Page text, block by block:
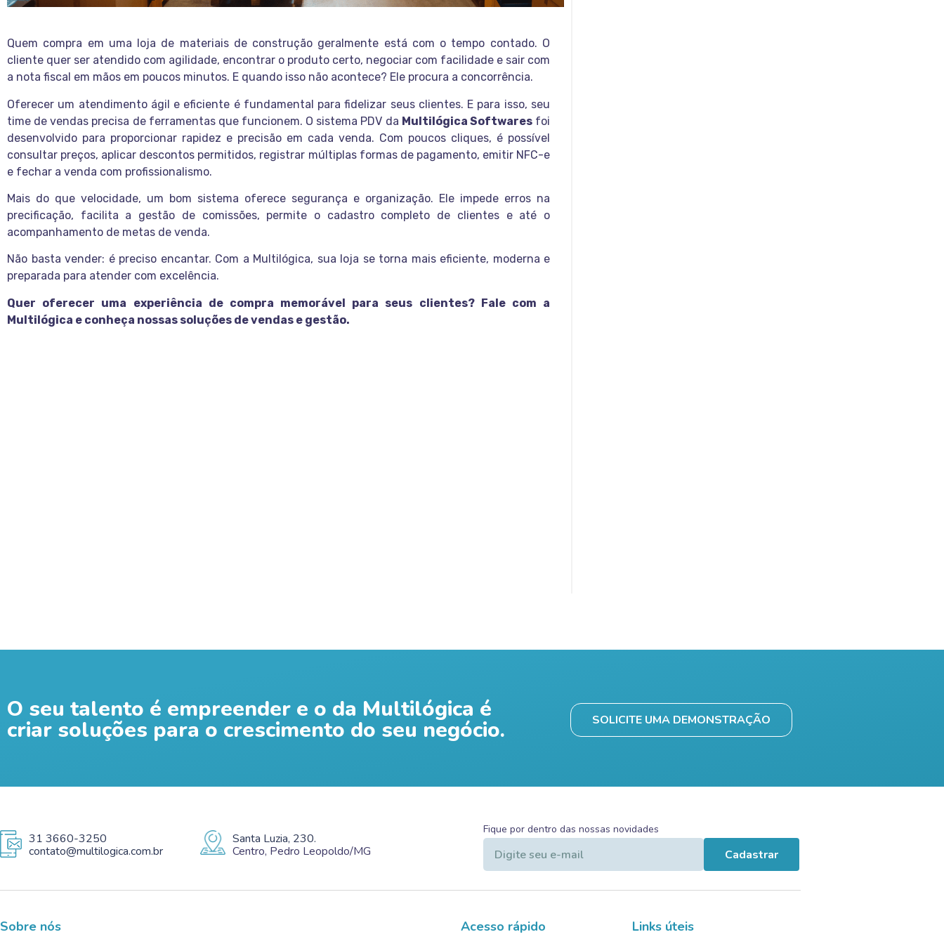
Quem compra em uma loja de materiais de construção geralmente está com o tempo contado. O
cliente quer ser atendido com agilidade, encontrar o produto certo, negociar com facilidade e sair com
a nota fiscal em mãos em poucos minutos. E quando isso não acontece? Ele procura a concorrência.
Oferecer um atendimento ágil e eficiente é fundamental para fidelizar seus clientes. E para isso, seu
time de vendas precisa de ferramentas que funcionem. O sistema PDV da Multilógica Softwaresfoi
desenvolvido para proporcionar rapidez e precisão em cada venda. Com poucos cliques, é possível
consultar preços, aplicar descontos permitidos, registrar múltiplas formas de pagamento, emitir NFC-e
e fechar a venda com profissionalismo.
Mais do que velocidade, um bom sistema oferece segurança e organização. Ele impede erros na
precificação, facilita a gestão de comissões, permite o cadastro completo de clientes e até o
acompanhamento de metas de venda.
Não basta vender: é preciso encantar. Com a Multilógica, sua loja se torna mais eficiente, moderna e
preparada para atender com excelência.
Quer oferecer uma experiência de compra memorável para seus clientes? Fale com a
Multilógica e conheça nossas soluções de vendas e gestão.
O seu talento é empreender e o da Multilógica é
criar soluções para o crescimento do seu negócio. SOLICITE UMA DEMONSTRAÇÃO
31 3660-3250
contato@multilogica.com.br
Santa Luzia, 230.
Centro, Pedro Leopoldo/MG
Fique por dentro das nossas novidades
Cadastrar
Sobre nós Acesso rápido Links úteis